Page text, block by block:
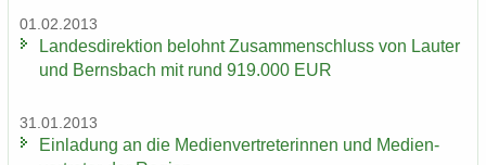
01.02.2013
Lan­des­di­rek­ti­on be­lohnt Zu­sam­men­schluss von Lau­ter
und Berns­bach mit rund 919.000 EUR
31.01.2013
Ein­la­dung an die Me­di­en­ver­tre­te­rin­nen und Me­di­en­